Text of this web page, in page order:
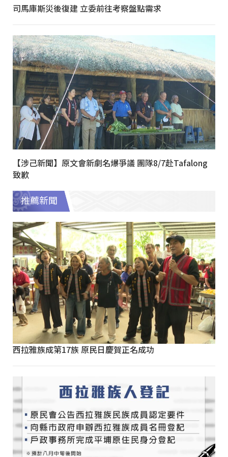
司馬庫斯災後復建 立委前往考察盤點需求
【涉己新聞】原文會新劇名爆爭議 團隊8/7赴Tafalong
致歉
推薦新聞
西拉雅族成第17族 原民日慶賀正名成功